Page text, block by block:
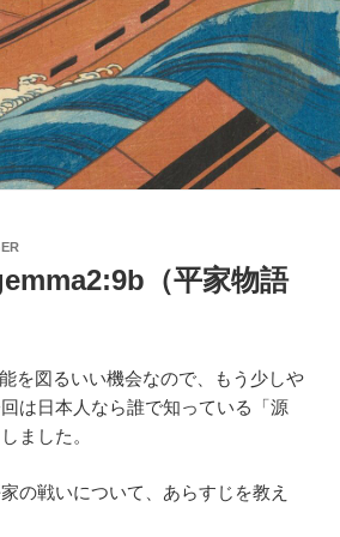
（平家物語
を図るいい機会なので、もう少しや
は日本人なら誰で知っている「源
ました。
の戦いについて、あらすじを教え